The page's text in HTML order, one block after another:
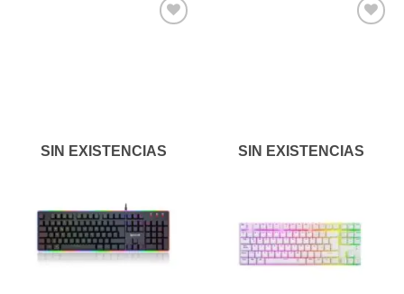
SIN EXISTENCIAS SIN EXISTENCIAS